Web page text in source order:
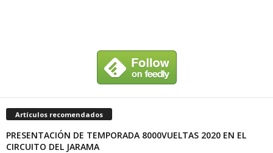
Artículos recomendados
PRESENTACIÓN DE TEMPORADA 8000VUELTAS 2020 EN EL
CIRCUITO DEL JARAMA